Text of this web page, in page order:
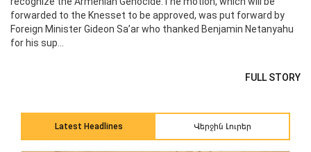
forwarded to the Knesset to be approved, was put forward by
Foreign Minister Gideon Sa’ar who thanked Benjamin Netanyahu
for his sup...
FULL STORY
Latest Headlines Վերջին Լուրեր